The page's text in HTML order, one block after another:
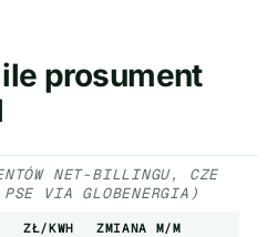
ile prosument
NET-BILLINGU, CZE
VIA GLOBENERGIA)
ZŁ/KWH ZMIANA M/M